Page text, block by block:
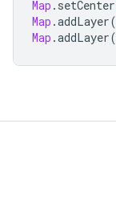
Map . setCenter
Map .addLayer(
Map .addLayer(